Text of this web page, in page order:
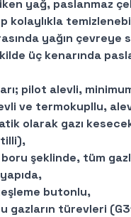
yağ, paslanmaz
kolaylıkla
yağın çevreye
üç kenarında
pilot alevli,
ve termokupllu,
olarak gazı
şeklinde, tüm
butonlu,
gazların türevleri